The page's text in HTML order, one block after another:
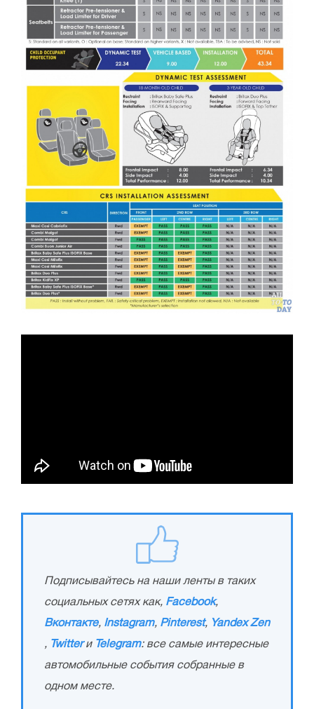
Подписывайтесь на наши ленты в таких
социальных сетях как, Facebook,
Вконтакте, Instagram, Pinterest, Yandex Zen
, Twitterи Telegram: все самые интересные
автомобильные события собранные в
одном месте.